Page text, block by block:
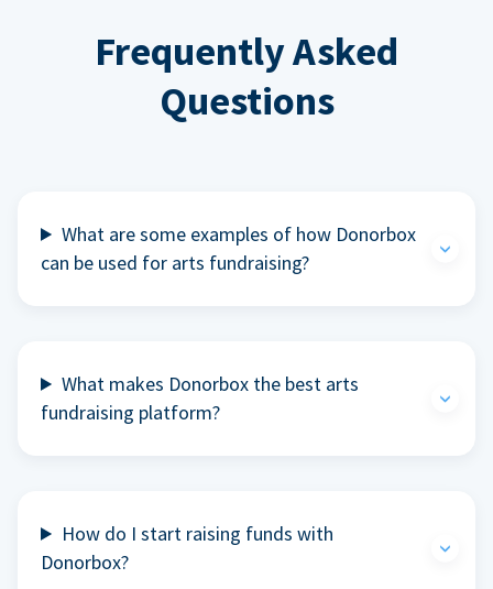
Frequently Asked
Questions
What are some examples of how Donorbox
can be used for arts fundraising?
What makes Donorbox the best arts
fundraising platform?
How do I start raising funds with
Donorbox?